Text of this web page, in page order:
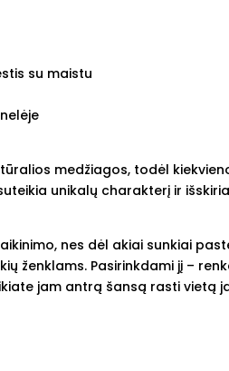
su maistu
medžiagos, todėl
unikalų charakterį ir
nes dėl akiai sunkiai
ženklams. Pasirinkdami jį –
jam antrą šansą rasti vietą